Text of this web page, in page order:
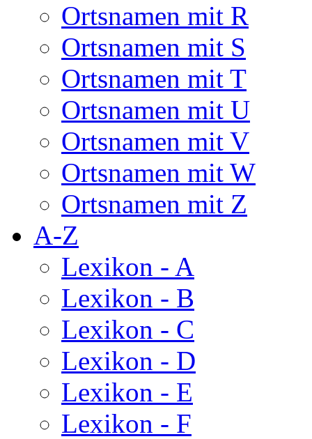
Ortsnamen mit R
Ortsnamen mit S
Ortsnamen mit T
Ortsnamen mit U
Ortsnamen mit V
Ortsnamen mit W
Ortsnamen mit Z
A-Z
Lexikon - A
Lexikon - B
Lexikon - C
Lexikon - D
Lexikon - E
Lexikon - F